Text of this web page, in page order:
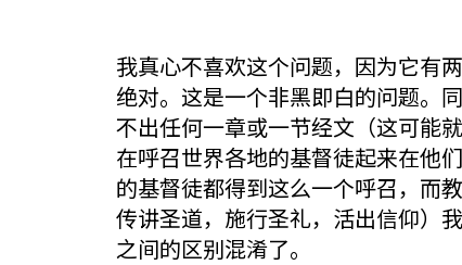
我真心不喜欢这个问题，因为它有
绝对。这是一个非黑即白的问题。
不出任何一章或一节经文（这可
在呼召世界各地的基督徒起来在他
的基督徒都得到这么一个呼召，而
传讲圣道，施行圣礼，活出信仰）
之间的区别混淆了。